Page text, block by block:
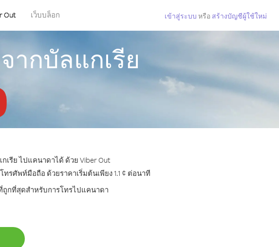
Out เว็บบล็อก เข้าสู่ระบบ หรือ สร้างบัญชีผู้ใช้ใหม่
ากบัลแกเรีย
รีย ไปแคนาดาได้ ด้วย Viber Out
ศัพท์มือถือ ด้วยราคาเริ่มต้นเพียง 1.1 ¢ ต่อนาที
ถูกที่สุดสำหรับการโทรไปแคนาดา